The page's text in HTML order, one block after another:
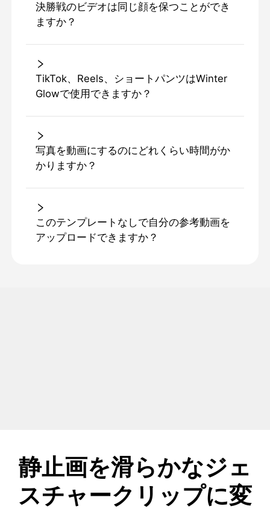
決勝戦のビデオは同じ顔を保つことができ
ますか？
TikTok、Reels、ショートパンツはWinter
Glowで使用できますか？
写真を動画にするのにどれくらい時間がか
かりますか？
このテンプレートなしで自分の参考動画を
アップロードできますか？
静止画を滑らかなジェ
スチャークリップに変